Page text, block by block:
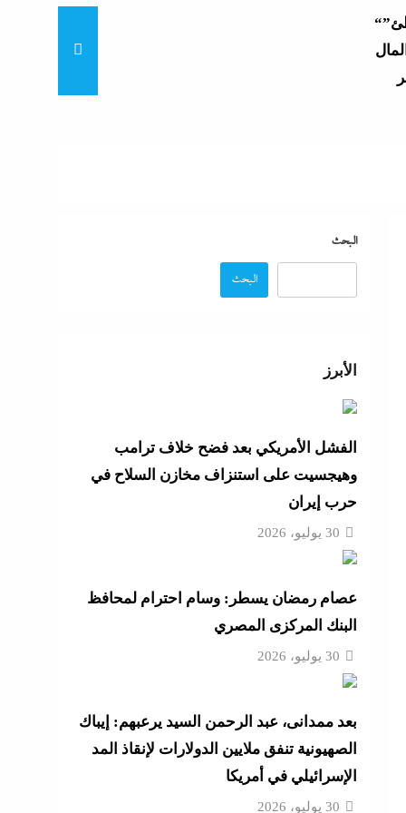
“خناقات الساحل والشواطئ”
البحث
البحث
الأبرز
الفشل الأمريكي بعد فضح خلاف ترامب
وهيجسيت على استنزاف مخازن السلاح في
حرب إيران
30 يوليو، 2026
عصام رمضان يسطر: وسام احترام لمحافظ
البنك المركزى المصري
30 يوليو، 2026
بعد ممدانى، عبد الرحمن السيد يرعبهم: إيباك
الصهيونية تنفق ملايين الدولارات لإنقاذ المد
الإسرائيلي في أمريكا
30 يوليو، 2026